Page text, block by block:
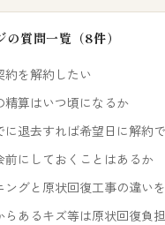
の質問一覧（8件）
約を解約したい
精算はいつ頃になるか
に退去すれば希望日に解約
前にしておくことはあるか
ングと原状回復工事の違い
らあるキズ等は原状回復負